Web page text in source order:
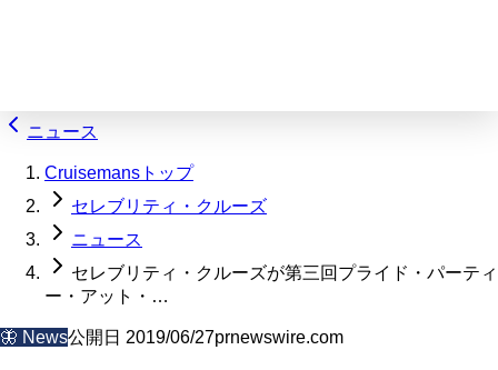
ニュース
Cruisemansトップ
セレブリティ・クルーズ
ニュース
セレブリティ・クルーズが第三回プライド・パーティ
ー・アット・…
🦋 News公開日 2019/06/27prnewswire.com